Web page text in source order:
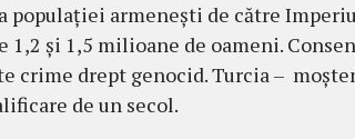
populației armenești de către
și 1,5 milioane de oameni.
crime drept genocid. Turcia –
de un secol.